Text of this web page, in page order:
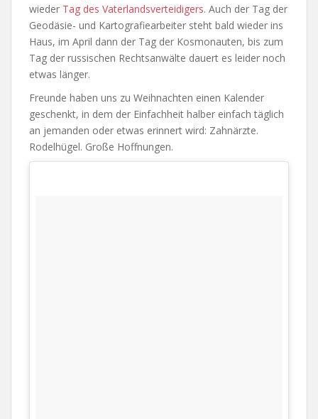
wieder Tag des Vaterlandsverteidigers. Auch der Tag der
Geodäsie- und Kartografiearbeiter steht bald wieder ins
Haus, im April dann der Tag der Kosmonauten, bis zum
Tag der russischen Rechtsanwälte dauert es leider noch
etwas länger.
Freunde haben uns zu Weihnachten einen Kalender
geschenkt, in dem der Einfachheit halber einfach täglich
an jemanden oder etwas erinnert wird: Zahnärzte.
Rodelhügel. Große Hoffnungen.